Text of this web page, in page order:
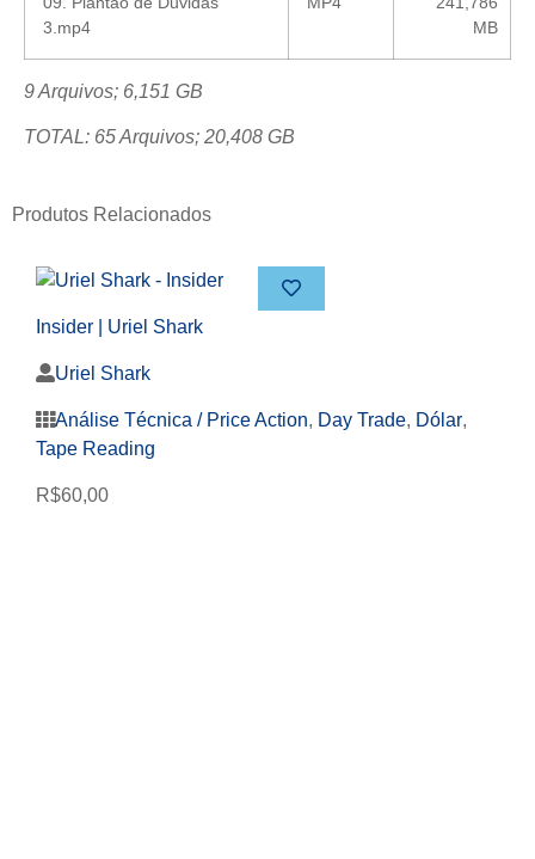
3.mp4
MB
9 Arquivos; 6,151 GB
TOTAL: 65 Arquivos; 20,408 GB
Produtos Relacionados
Insider | Uriel Shark
Uriel Shark
Análise Técnica / Price Action, Day Trade, Dólar,
Tape Reading
R$60,00